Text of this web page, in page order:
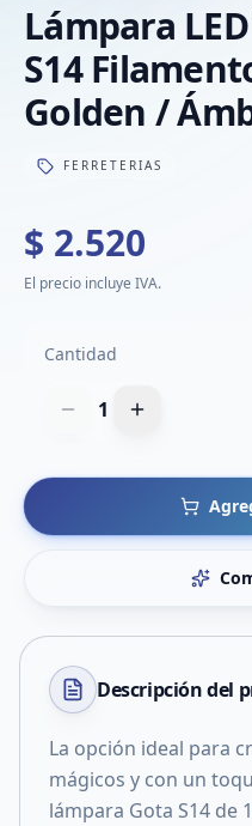
Lámpara
S14
Golden /
FERRETERIAS
$ 2.520
El precio incluye IVA.
Cantidad
1
Descripción del
La opción ideal para
mágicos y con un
lámpara Gota S14 de